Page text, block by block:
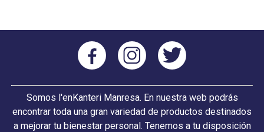
Somos l'enKanteri Manresa. En nuestra web podrás
encontrar toda una gran variedad de productos destinados
a mejorar tu bienestar personal. Tenemos a tu disposición